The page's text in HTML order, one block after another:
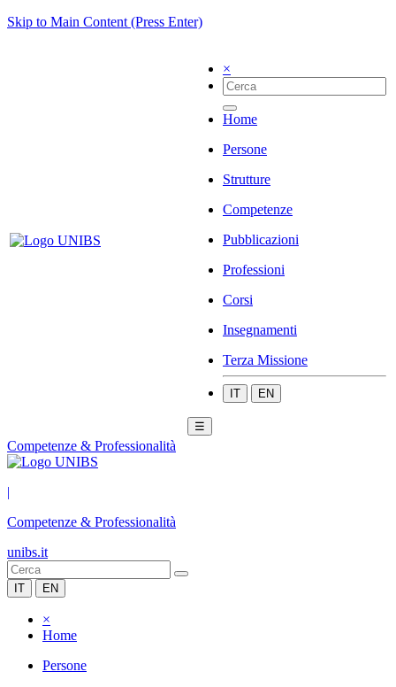
Skip to Main Content (Press Enter)
×
Home
Persone
Strutture
Competenze
Pubblicazioni
Professioni
Corsi
Insegnamenti
Terza Missione
IT EN
☰
Competenze & Professionalità
|
Competenze & Professionalità
unibs.it
IT EN
×
Home
Persone